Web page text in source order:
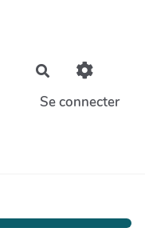
Rechercher
Se connecter